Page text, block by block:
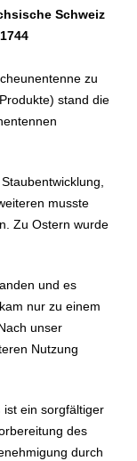
Schweiz
zu
stand die
musste
Zu Ostern wurde
und es
nur zu einem
unser
Nutzung
ein sorgfältiger
des
durch